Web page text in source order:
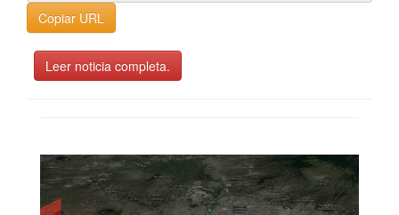
Copiar URL
Leer noticia completa.